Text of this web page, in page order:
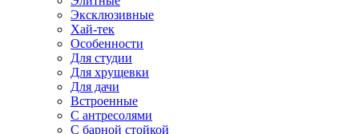
Эксклюзивные
Хай-тек
Особенности
Для студии
Для хрущевки
Для дачи
Встроенные
С антресолями
С барной стойкой